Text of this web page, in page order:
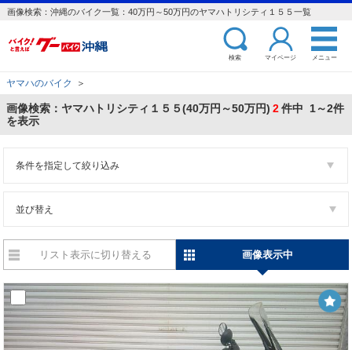
画像検索：沖縄のバイク一覧：40万円～50万円のヤマハトリシティ１５５一覧
検索 マイページ メニュー
ヤマハのバイク ＞
画像検索：ヤマハトリシティ１５５(40万円～50万円) 2件中 1～2件
を表示
条件を指定して絞り込み
並び替え
リスト表示に切り替える 画像表示中